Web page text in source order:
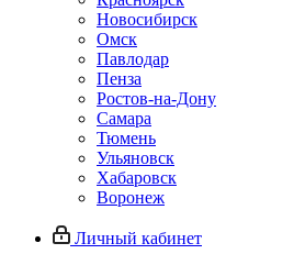
Новосибирск
Омск
Павлодар
Пенза
Ростов-на-Дону
Самара
Тюмень
Ульяновск
Хабаровск
Воронеж
Личный кабинет